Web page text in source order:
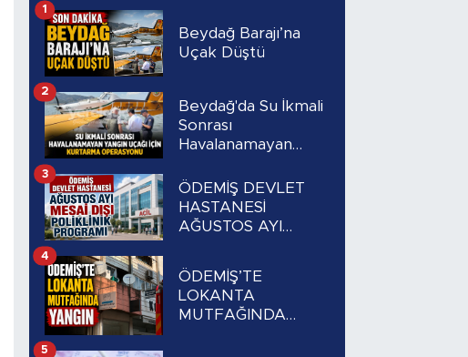
Beydağ Barajı’na
Uçak Düştü
1
Beydağ'da Su İkmali
Sonrası
Havalanamayan
Kurtarma
Operasyonu
2
ÖDEMİŞ DEVLET
HASTANESİ
AĞUSTOS AYI
POLİKLİNİK
PROGRAMI
3
ÖDEMİŞ’TE
LOKANTA
MUTFAĞINDA
4
5